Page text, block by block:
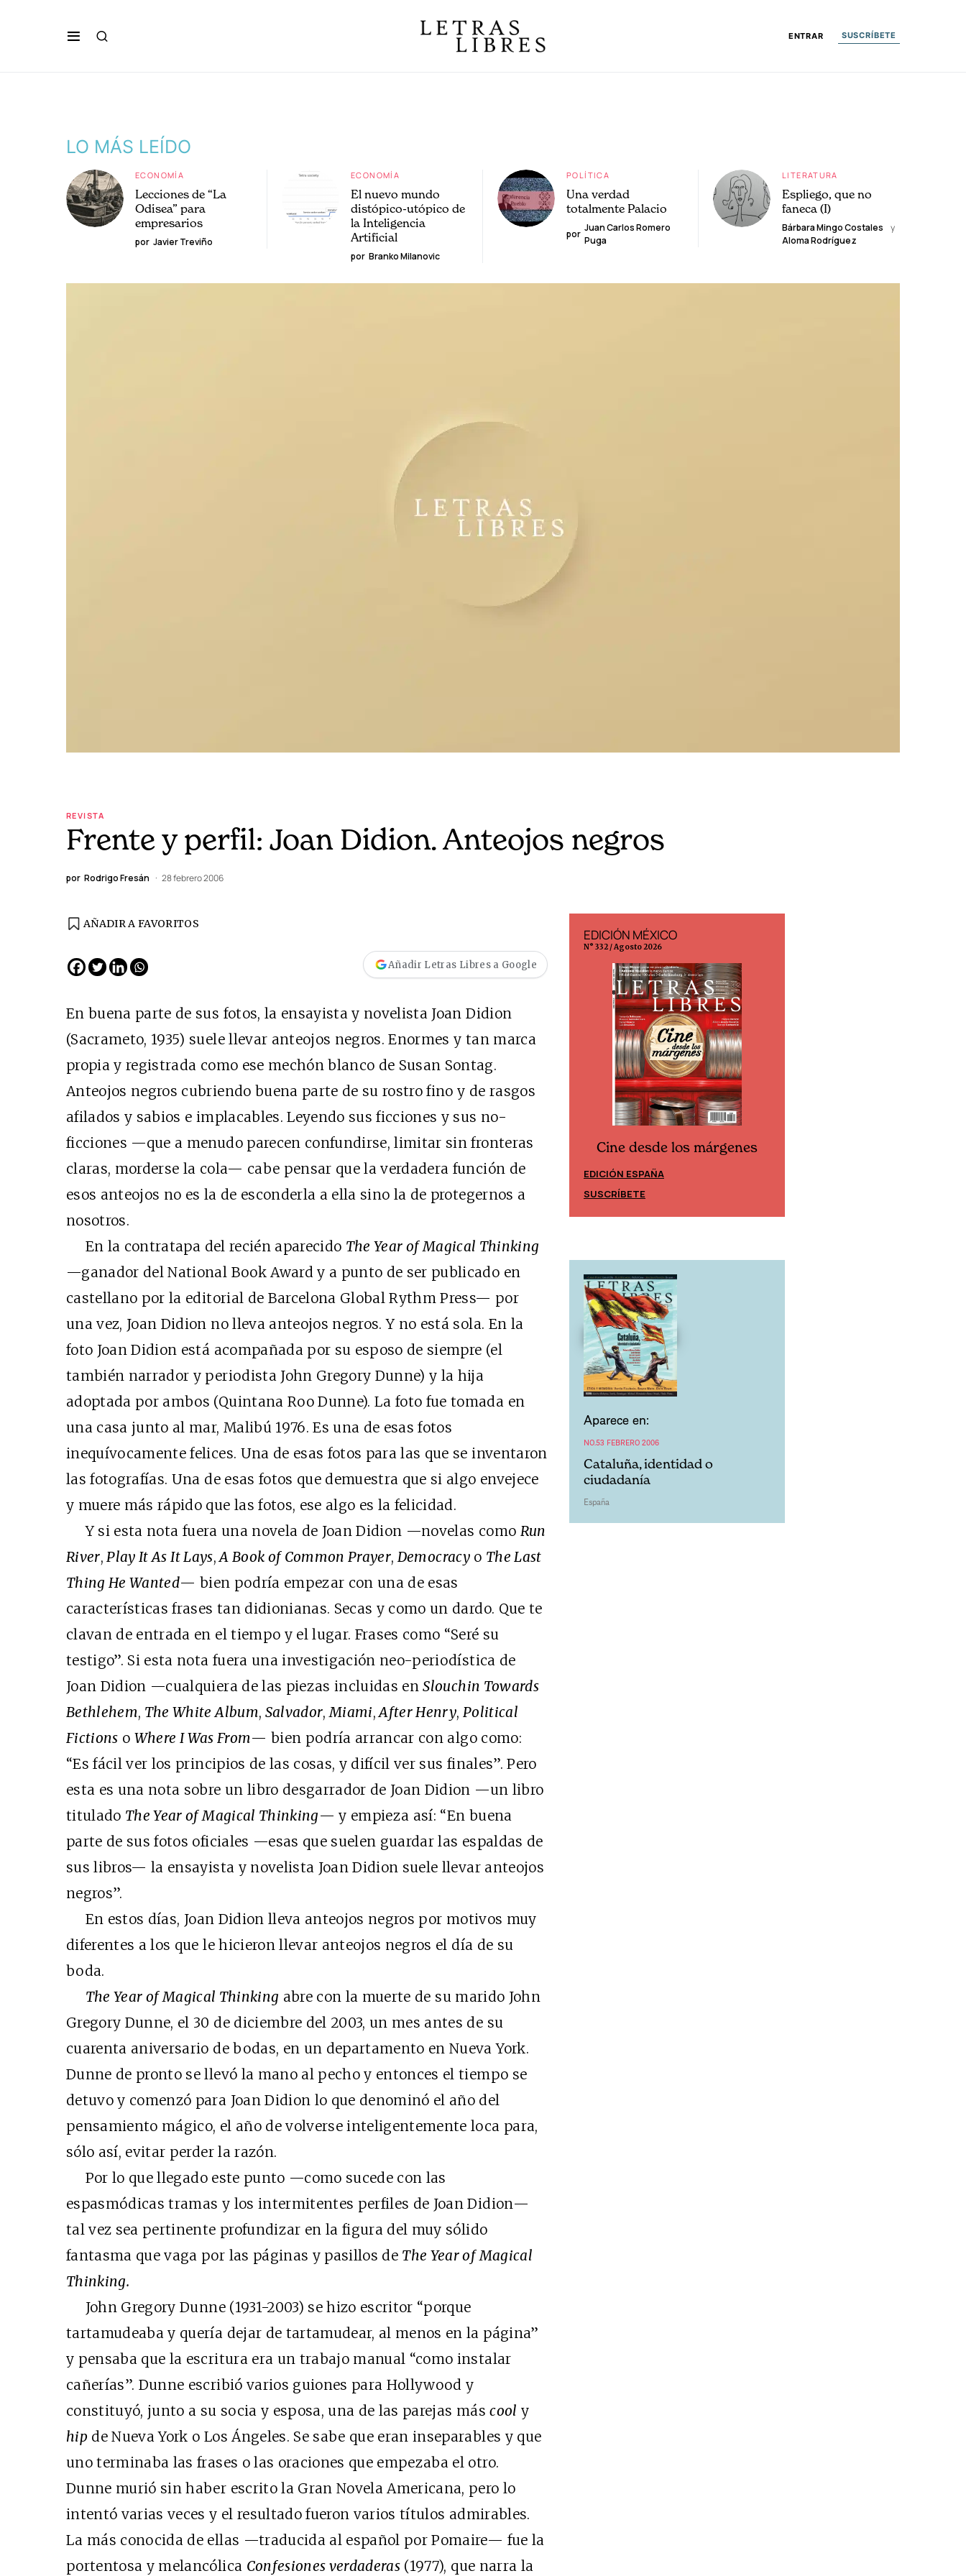
ENTRAR SUSCRÍBETE
LO MÁS LEÍDO
ECONOMÍA
Lecciones de “La
Odisea” para
empresarios
por Javier Treviño
ECONOMÍA
El nuevo mundo
distópico-utópico de
la Inteligencia
Artificial
por Branko Milanovic
POLÍTICA
Una verdad
totalmente Palacio
por
Juan Carlos Romero
Puga
LITERATURA
Espliego, que no
faneca (I)
Bárbara Mingo Costales
y
Aloma Rodríguez
REVISTA
Frente y perfil: Joan Didion. Anteojos negros
por Rodrigo Fresán 28 febrero 2006
AÑADIR A FAVORITOS
Añadir Letras Libres a Google
En buena parte de sus fotos, la ensayista y novelista Joan Didion
(Sacrameto, 1935) suele llevar anteojos negros. Enormes y tan marca
propia y registrada como ese mechón blanco de Susan Sontag.
Anteojos negros cubriendo buena parte de su rostro fino y de rasgos
afilados y sabios e implacables. Leyendo sus ficciones y sus no-
ficciones —que a menudo parecen confundirse, limitar sin fronteras
claras, morderse la cola— cabe pensar que la verdadera función de
esos anteojos no es la de esconderla a ella sino la de protegernos a
nosotros.
En la contratapa del recién aparecido The Year of Magical Thinking
—ganador del National Book Award y a punto de ser publicado en
castellano por la editorial de Barcelona Global Rythm Press— por
una vez, Joan Didion no lleva anteojos negros. Y no está sola. En la
foto Joan Didion está acompañada por su esposo de siempre (el
también narrador y periodista John Gregory Dunne) y la hija
adoptada por ambos (Quintana Roo Dunne). La foto fue tomada en
una casa junto al mar, Malibú 1976. Es una de esas fotos
inequívocamente felices. Una de esas fotos para las que se inventaron
las fotografías. Una de esas fotos que demuestra que si algo envejece
y muere más rápido que las fotos, ese algo es la felicidad.
Y si esta nota fuera una novela de Joan Didion —novelas como Run
River, Play It As It Lays,A Book of Common Prayer, Democracyo The Last
Thing He Wanted— bien podría empezar con una de esas
características frases tan didionianas. Secas y como un dardo. Que te
clavan de entrada en el tiempo y el lugar. Frases como “Seré su
testigo”. Si esta nota fuera una investigación neo-periodística de
Joan Didion —cualquiera de las piezas incluidas enSlouchin Towards
Bethlehem, The White Album, Salvador, Miami,After Henry, Political
Fictions o Where I Was From— bien podría arrancar con algo como:
“Es fácil ver los principios de las cosas, y difícil ver sus finales”. Pero
esta es una nota sobre un libro desgarrador de Joan Didion —un libro
titulado The Year of Magical Thinking— y empieza así: “En buena
parte de sus fotos oficiales —esas que suelen guardar las espaldas de
sus libros— la ensayista y novelista Joan Didion suele llevar anteojos
negros”.
En estos días, Joan Didion lleva anteojos negros por motivos muy
diferentes a los que le hicieron llevar anteojos negros el día de su
boda.
The Year of Magical Thinking abre con la muerte de su marido John
Gregory Dunne, el 30 de diciembre del 2003, un mes antes de su
cuarenta aniversario de bodas, en un departamento en Nueva York.
Dunne de pronto se llevó la mano al pecho y entonces el tiempo se
detuvo y comenzó para Joan Didion lo que denominó el año del
pensamiento mágico, el año de volverse inteligentemente loca para,
sólo así, evitar perder la razón.
Por lo que llegado este punto —como sucede con las
espasmódicas tramas y los intermitentes perfiles de Joan Didion—
tal vez sea pertinente profundizar en la figura del muy sólido
fantasma que vaga por las páginas y pasillos de The Year of Magical
Thinking.
John Gregory Dunne (1931-2003) se hizo escritor “porque
tartamudeaba y quería dejar de tartamudear, al menos en la página”
y pensaba que la escritura era un trabajo manual “como instalar
cañerías”. Dunne escribió varios guiones para Hollywood y
constituyó, junto a su socia y esposa, una de las parejas máscool y
hip de Nueva York o Los Ángeles. Se sabe que eran inseparables y que
uno terminaba las frases o las oraciones que empezaba el otro.
Dunne murió sin haber escrito la Gran Novela Americana, pero lo
intentó varias veces y el resultado fueron varios títulos admirables.
La más conocida de ellas —traducida al español por Pomaire— fue la
portentosa y melancólica Confesiones verdaderas (1977), que narra la
Cine desde los márgenes
EDICIÓN MÉXICO
SUSCRÍBETE
EDICIÓN MÉXICO
N° 332 / Agosto 2026
Cine desde los márgenes
EDICIÓN ESPAÑA
SUSCRÍBETE
Aparece en:
NO.53 FEBRERO 2006
Cataluña, identidad o
ciudadanía
España